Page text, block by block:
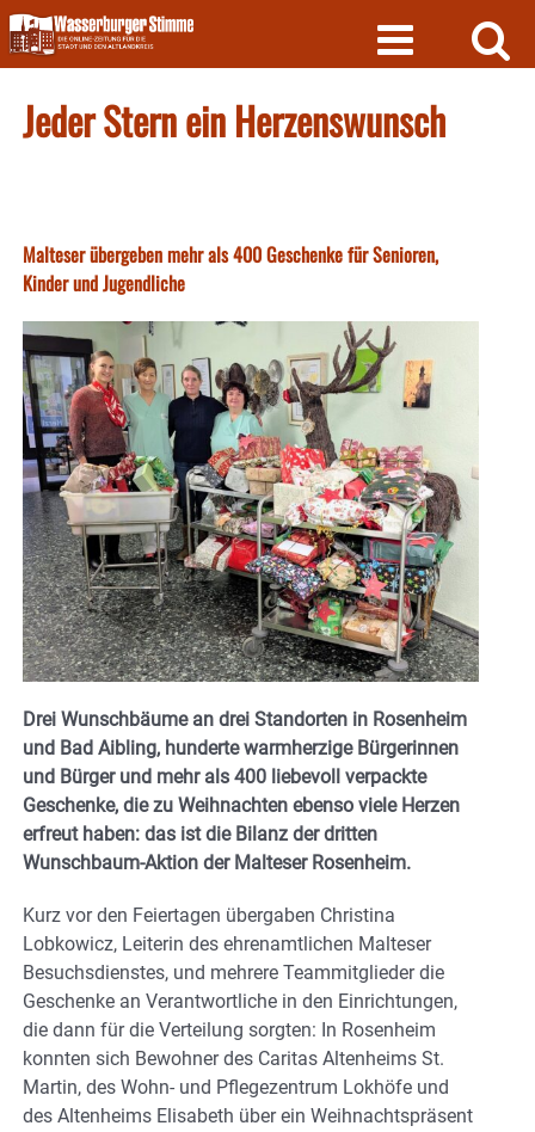
Skip
to
content
Jeder Stern ein Herzenswunsch
Malteser übergeben mehr als 400 Geschenke für Senioren,
Kinder und Jugendliche
Drei Wunschbäume an drei Standorten in Rosenheim
und Bad Aibling, hunderte warmherzige Bürgerinnen
und Bürger und mehr als 400 liebevoll verpackte
Geschenke, die zu Weihnachten ebenso viele Herzen
erfreut haben: das ist die Bilanz der dritten
Wunschbaum-Aktion der Malteser Rosenheim.
Kurz vor den Feiertagen übergaben Christina
Lobkowicz, Leiterin des ehrenamtlichen Malteser
Besuchsdienstes, und mehrere Teammitglieder die
Geschenke an Verantwortliche in den Einrichtungen,
die dann für die Verteilung sorgten: In Rosenheim
konnten sich Bewohner des Caritas Altenheims St.
Martin, des Wohn- und Pflegezentrum Lokhöfe und
des Altenheims Elisabeth über ein Weihnachtspräsent